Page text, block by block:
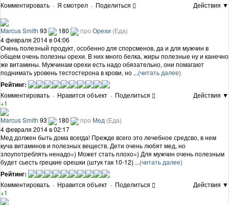
Комментировать · Я смотрел · Поделиться Действия ▼
Marcus Smith 93 180 про Орехи (Еда)
4 февраля 2014 в 04:06
Очень полезный продукт, особенно для спорсменов, да и для мужчин в
общем очень полезны орехи. В них много белка, жиры полезные ну и канечно
же витамины. Мужчинам орехи есть надо обязательно, они помагают
поднимать уровень тестостерона в крови, но ...(читать далее)
Рейтинг:
Комментировать · Нравится объект · Поделиться
Действия ▼
+1
Marcus Smith 93 180 про Мед (Еда)
4 февраля 2014 в 02:17
Мед должен быть дома всегда! Прежде всего это лечебное средсво, в нем
куча витаминов и полезных веществ. Дети очень любят мед, но
злоупотреблять ненадо=) Может стать плохо=) Для мужчин очень полезным
будет сьесть грецкие орешки (штук так 10-12) ...(читать далее)
Рейтинг:
Комментировать · Нравится объект · Поделиться
Действия ▼
+1